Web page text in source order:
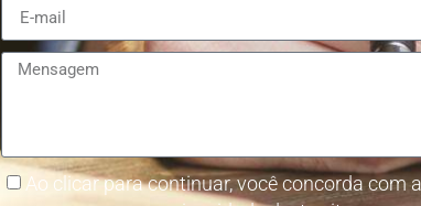
Ao clicar para continuar, você concorda com